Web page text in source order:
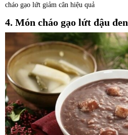
cháo gạo lứt giảm cân hiệu quả
4. Món cháo gạo lứt đậu đen